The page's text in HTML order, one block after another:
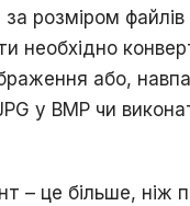
за розміром
необхідно
або,
у BMP чи
– це більше, ніж